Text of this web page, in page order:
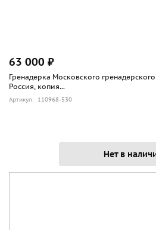
63 000 ₽
Гренадерка Московского
Россия, копия...
Артикул: 110968-530
Нет в